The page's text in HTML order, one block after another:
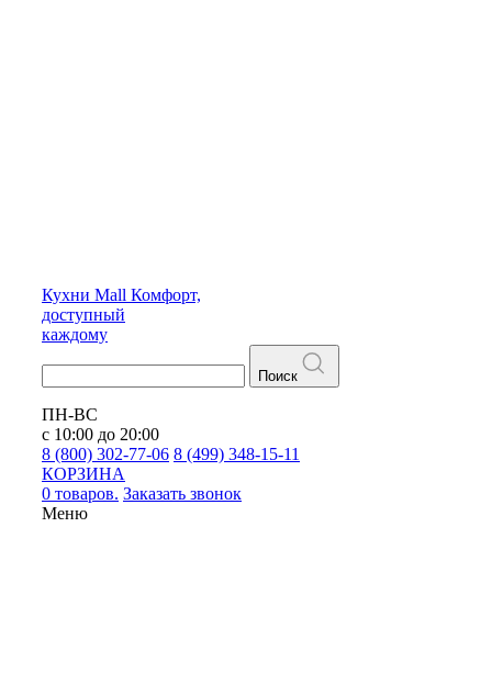
Кухни Mall Комфорт,
доступный
каждому
Поиск
ПН-ВС
с 10:00 до 20:00
8 (800) 302-77-06 8 (499) 348-15-11
КОРЗИНА
0 товаров. Заказать звонок
Меню